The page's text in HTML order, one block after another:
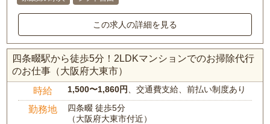
この求人の詳細を見る
四条畷駅から徒歩5分！2LDKマンションでのお掃除代行
のお仕事（大阪府大東市）
時給 1,500〜1,860円 、交通費支給、前払い制度あり
勤務地
四条畷 徒歩5分
（大阪府大東市付近）